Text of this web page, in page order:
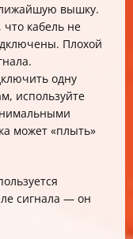
вышку.
кабель не
Плохой
одну
используйте
может «плыть»
сигнала — он